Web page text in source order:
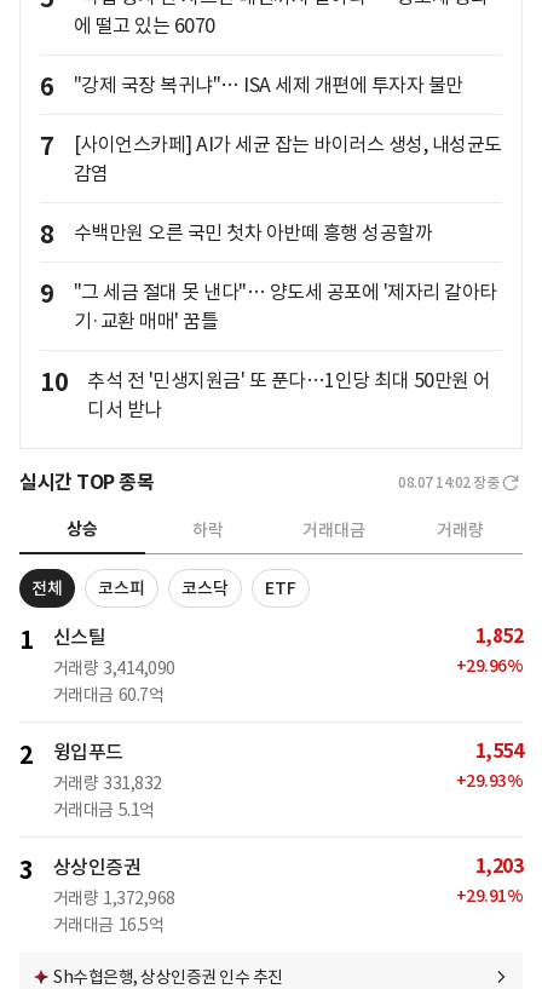
에 떨고 있는 6070
6 "강제 국장 복귀냐"… ISA 세제 개편에 투자자 불만
7
[사이언스카페] AI가 세균 잡는 바이러스 생성, 내성균도
감염
8 수백만원 오른 국민 첫차 아반떼 흥행 성공할까
9
"그 세금 절대 못 낸다"… 양도세 공포에 '제자리 갈아타
기·교환 매매' 꿈틀
10
추석 전 '민생지원금' 또 푼다…1인당 최대 50만원 어
디서 받나
실시간 TOP 종목 08.07 14:02 장중
상승 하락 거래대금 거래량
전체 코스피 코스닥 ETF
1 신스틸
거래량 3,414,090
거래대금 60.7억
1,852
+29.96%
2 윙입푸드
거래량 331,832
거래대금 5.1억
1,554
+29.93%
3 상상인증권
거래량 1,372,968
거래대금 16.5억
1,203
+29.91%
Sh수협은행, 상상인증권 인수 추진